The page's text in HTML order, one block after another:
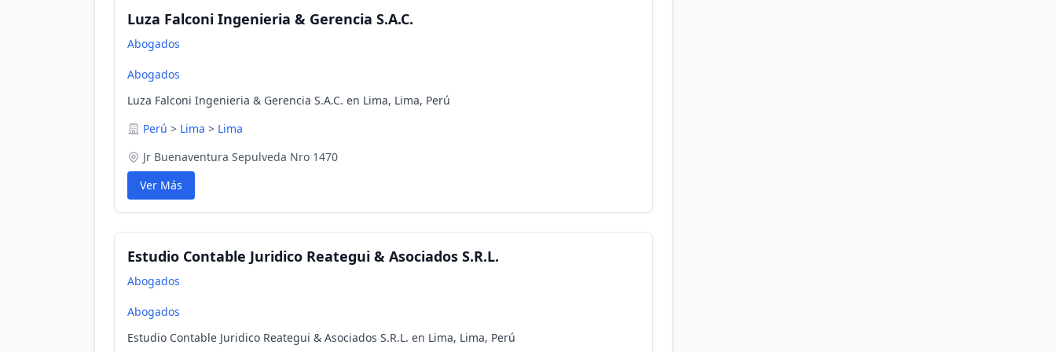
Luza Falconi Ingenieria & Gerencia S.A.C.
Abogados
Abogados
Luza Falconi Ingenieria & Gerencia S.A.C. en Lima, Lima, Perú
Perú > Lima > Lima
Jr Buenaventura Sepulveda Nro 1470
Ver Más
Estudio Contable Juridico Reategui & Asociados S.R.L.
Abogados
Abogados
Estudio Contable Juridico Reategui & Asociados S.R.L. en Lima, Lima, Perú